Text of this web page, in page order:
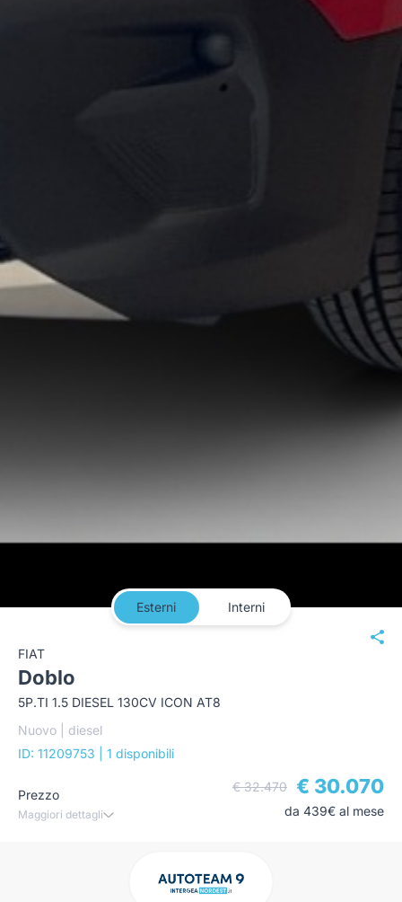
Esterni Interni
FIAT
Doblo
5P.TI 1.5 DIESEL 130CV ICON AT8
Nuovo | diesel
ID: 11209753
| 1 disponibili
Prezzo
Maggiori dettagli
€ 32.470 € 30.070
da 439€ al mese